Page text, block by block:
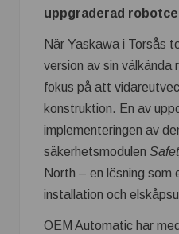
uppgraderad robotcell
När Yaskawa i Torsås
version av sin välkända
fokus på att
konstruktion. En av
implementeringen av
säkerhetsmodulen
North – en lösning som
installation och
OEM Automatic har